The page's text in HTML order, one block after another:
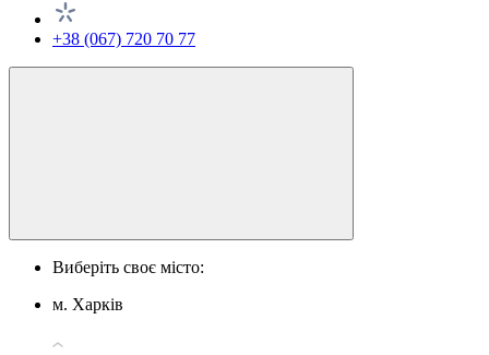
+38 (067) 720 70 77
Виберіть своє місто:
м. Харків